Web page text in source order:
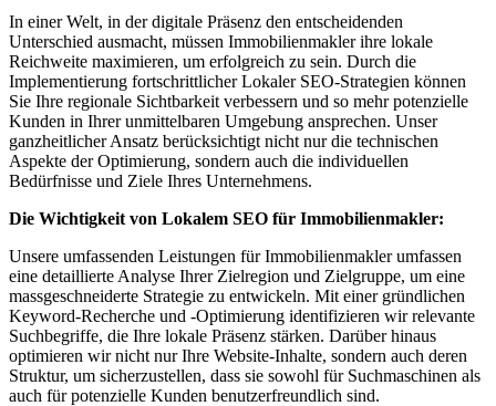
In einer Welt, in der digitale Präsenz den entscheidenden
Unterschied ausmacht, müssen Immobilienmakler ihre lokale
Reichweite maximieren, um erfolgreich zu sein. Durch die
Implementierung fortschrittlicher Lokaler SEO-Strategien können
Sie Ihre regionale Sichtbarkeit verbessern und so mehr potenzielle
Kunden in Ihrer unmittelbaren Umgebung ansprechen. Unser
ganzheitlicher Ansatz berücksichtigt nicht nur die technischen
Aspekte der Optimierung, sondern auch die individuellen
Bedürfnisse und Ziele Ihres Unternehmens.
Die Wichtigkeit von Lokalem SEO für Immobilienmakler:
Unsere umfassenden Leistungen für Immobilienmakler umfassen
eine detaillierte Analyse Ihrer Zielregion und Zielgruppe, um eine
massgeschneiderte Strategie zu entwickeln. Mit einer gründlichen
Keyword-Recherche und -Optimierung identifizieren wir relevante
Suchbegriffe, die Ihre lokale Präsenz stärken. Darüber hinaus
optimieren wir nicht nur Ihre Website-Inhalte, sondern auch deren
Struktur, um sicherzustellen, dass sie sowohl für Suchmaschinen als
auch für potenzielle Kunden benutzerfreundlich sind.